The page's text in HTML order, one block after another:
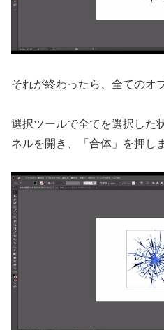
それが終わったら、全てのオ
選択ツールで全てを選択した
ネルを開き、「合体」を押しま